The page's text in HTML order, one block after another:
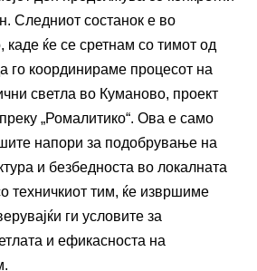
Следниот состанок е во
ќе се сретнам со тимот од
го координираме процесот на
светла во Куманово, проект
„Ромалитико“. Ова е само
напори за подобрување на
и безбедноста во локалната
техничкиот тим, ќе извршиме
ги условите за
и ефикасноста на